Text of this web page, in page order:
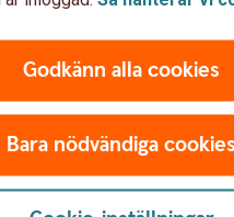
Godkänn alla cookies
Bara nödvändiga cookies